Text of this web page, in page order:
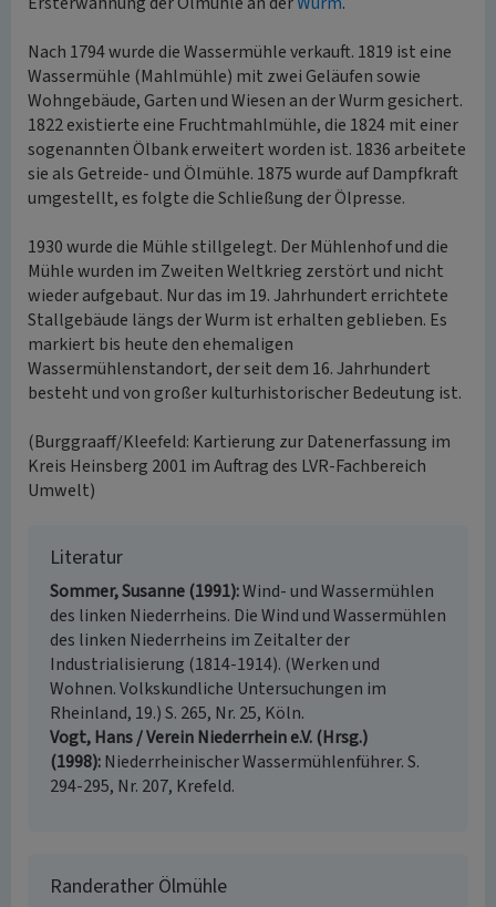
Nach 1794 wurde die Wassermühle verkauft. 1819 ist eine
Wassermühle (Mahlmühle) mit zwei Geläufen sowie
Wohngebäude, Garten und Wiesen an der Wurm gesichert.
1822 existierte eine Fruchtmahlmühle, die 1824 mit einer
sogenannten Ölbank erweitert worden ist. 1836 arbeitete
sie als Getreide- und Ölmühle. 1875 wurde auf Dampfkraft
umgestellt, es folgte die Schließung der Ölpresse.
1930 wurde die Mühle stillgelegt. Der Mühlenhof und die
Mühle wurden im Zweiten Weltkrieg zerstört und nicht
wieder aufgebaut. Nur das im 19. Jahrhundert errichtete
Stallgebäude längs der Wurm ist erhalten geblieben. Es
markiert bis heute den ehemaligen
Wassermühlenstandort, der seit dem 16. Jahrhundert
besteht und von großer kulturhistorischer Bedeutung ist.
(Burggraaff/Kleefeld: Kartierung zur Datenerfassung im
Kreis Heinsberg 2001 im Auftrag des LVR-Fachbereich
Umwelt)
Literatur
Sommer, Susanne (1991) Wind- und Wassermühlen
des linken Niederrheins. Die Wind und Wassermühlen
des linken Niederrheins im Zeitalter der
Industrialisierung (1814-1914). (Werken und
Wohnen. Volkskundliche Untersuchungen im
Rheinland, 19.) S. 265, Nr. 25, Köln.
Vogt, Hans / Verein Niederrhein e.V. (Hrsg.)
(1998) Niederrheinischer Wassermühlenführer. S.
294-295, Nr. 207, Krefeld.
Randerather Ölmühle